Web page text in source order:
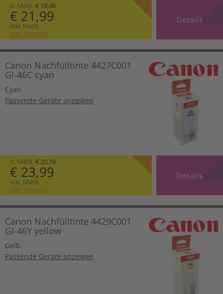
o. MwSt. € 18,48
€ 21,99
inkl. MwSt.
zzgl. Versand
Details
Canon Nachfülltinte 4427C001
GI-46C cyan
Cyan
Passende Geräte anzeigen
o. MwSt. € 20,16
€ 23,99
inkl. MwSt.
zzgl. Versand
Details
Canon Nachfülltinte 4429C001
GI-46Y yellow
Gelb
Passende Geräte anzeigen